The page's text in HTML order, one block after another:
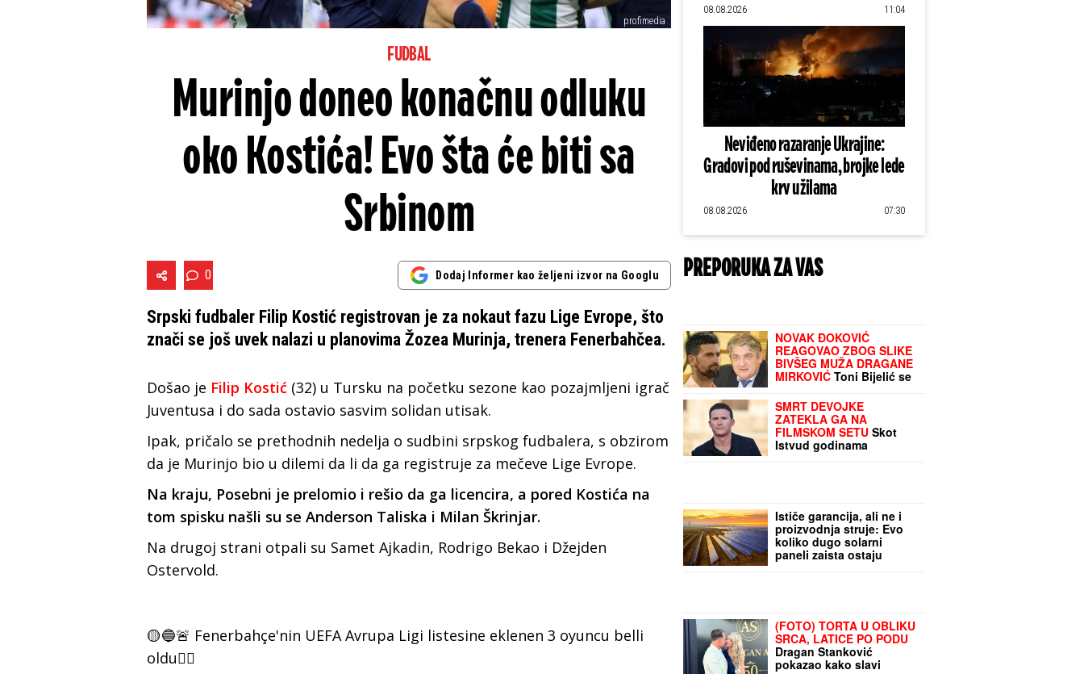
profimedia
FUDBAL
Murinjo doneo konačnu odluku
oko Kostića! Evo šta će biti sa
Srbinom
0 Dodaj Informer kao željeni izvor na Googlu
Srpski fudbaler Filip Kostić registrovan je za nokaut fazu Lige Evrope, što
znači se još uvek nalazi u planovima Žozea Murinja, trenera Fenerbahčea.
Došao je Filip Kostić (32) u Tursku na početku sezone kao pozajmljeni igrač
Juventusa i do sada ostavio sasvim solidan utisak.
Ipak, pričalo se prethodnih nedelja o sudbini srpskog fudbalera, s obzirom
da je Murinjo bio u dilemi da li da ga registruje za mečeve Lige Evrope.
Na kraju, Posebni je prelomio i rešio da ga licencira, a pored Kostića na
tom spisku našli su se Anderson Taliska i Milan Škrinjar.
Na drugoj strani otpali su Samet Ajkadin, Rodrigo Bekao i Džejden
Ostervold.
🟡🔵🚨 Fenerbahçe'nin UEFA Avrupa Ligi listesine eklenen 3 oyuncu belli
oldu👇🏻
08.08.2026 11:04
Neviđeno razaranje Ukrajine:
Gradovi pod ruševinama, brojke lede
krv u žilama
08.08.2026 07:30
PREPORUKA ZA VAS
NOVAK ĐOKOVIĆ
REAGOVAO ZBOG SLIKE
BIVŠEG MUŽA DRAGANE
MIRKOVIĆ Toni Bijelić se
tenisera iznenadio sve - o
ovome se i dalje priča
SMRT DEVOJKE
ZATEKLA GA NA
FILMSKOM SETU Skot
Istvud godinama
Ističe garancija, ali ne i
proizvodnja struje: Evo
koliko dugo solarni
paneli zaista ostaju
(FOTO) TORTA U OBLIKU
SRCA, LATICE PO PODU
Dragan Stanković
pokazao kako slavi